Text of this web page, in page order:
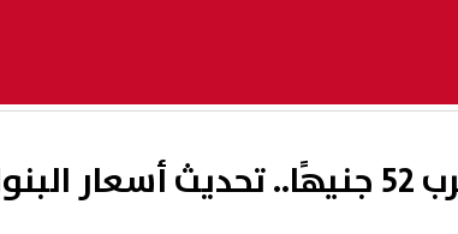
استقرار سعر الدولار اليوم قرب 52 جنيهًا.. تحديث أسعار